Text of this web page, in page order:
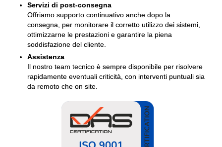
Servizi di post-consegna
Offriamo supporto continuativo anche dopo la
consegna, per monitorare il corretto utilizzo dei sistemi,
ottimizzarne le prestazioni e garantire la piena
soddisfazione del cliente.
Assistenza
Il nostro team tecnico è sempre disponibile per risolvere
rapidamente eventuali criticità, con interventi puntuali sia
da remoto che on site.